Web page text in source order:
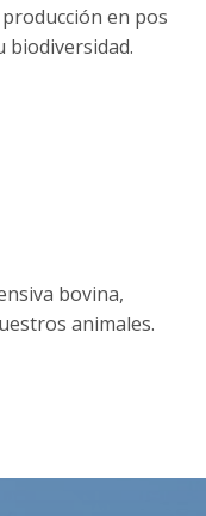
en pos
biodiversidad.
bovina,
animales.